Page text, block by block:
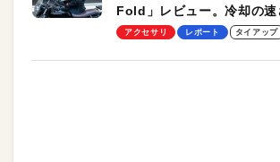
Fold」レビュー。冷却の速
却プレート、シンプルな操
アクセサリ レポート タイアップ